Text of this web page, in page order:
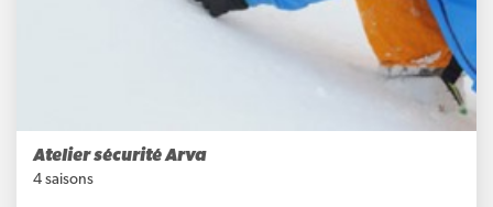
Atelier sécurité Arva
4 saisons